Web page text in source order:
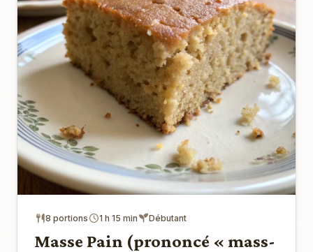
8 portions 1 h 15 min Débutant
Masse Pain (prononcé « mass-